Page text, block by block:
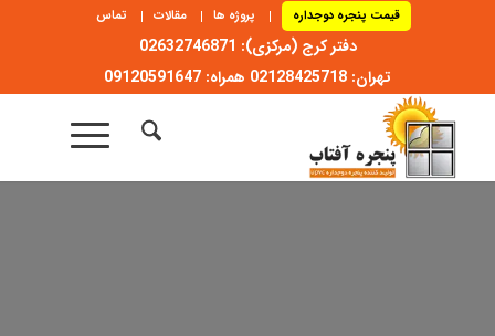
قیمت پنجره دوجداره پروژه ها مقالات تماس
دفتر کرج (مرکزی): 02632746871
تهران: 02128425718 همراه: 09120591647